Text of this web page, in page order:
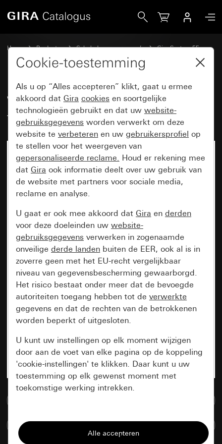
Home Producten Schakelaarprogramma’s
Gira System 55
Wippensets voor bussystemen
Wippenset 4-voudig (1+3) met
tekstkader System 55
Cookie-toestemming
Als u op “Alles accepteren” klikt, gaat u ermee
akkoord dat Gira cookies en soortgelijke
technologieën gebruikt en dat uw website-
gebruiksgegevens worden verwerkt om deze
website te verbeteren en uw gebruikersprofiel op
te stellen voor het weergeven van
gepersonaliseerde reclame. Houd er rekening mee
dat Gira ook informatie deelt over uw gebruik van
de website met partners voor sociale media,
reclame en analyse.
U gaat er ook mee akkoord dat Gira en derden
voor deze doeleinden uw website-
gebruiksgegevens verwerken in zogenaamde
onveilige derde landen buiten de EER, ook al is in
zoverre geen met het EU-recht vergelijkbaar
niveau van gegevensbescherming gewaarborgd.
Het risico bestaat onder meer dat de bevoegde
autoriteiten toegang hebben tot de verwerkte
gegevens en dat de rechten van de betrokkenen
worden beperkt of uitgesloten.
U kunt uw instellingen op elk moment wijzigen
door aan de voet van elke pagina op de koppeling
'cookie-instellingen' te klikken. Daar kunt u uw
toestemming op elk gewenst moment met
toekomstige werking intrekken.
Alle cookies die wij nodig hebben om de